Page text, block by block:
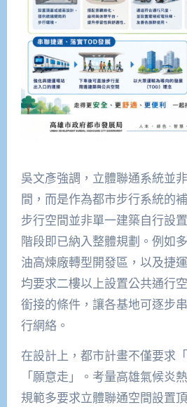
吳文彥強調，立體聯通系統並
間，而是作為都市步行系統的
步行空間並非單一建築自行設
階段即已納入整體規劃。例如
油高煉廠轉型開發區，以及捷
均要求二樓以上設置公共通行
銜接的條件，讓各基地可逐步
行網絡。
在設計上，都市計畫不僅要求
「願意走」。考量高雄氣候炎
規範多要求立體聯通空間設置